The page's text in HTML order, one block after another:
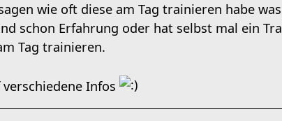
wie oft diese am Tag trainieren habe
schon Erfahrung oder hat selbst mal ein
Tag trainieren.
Infos